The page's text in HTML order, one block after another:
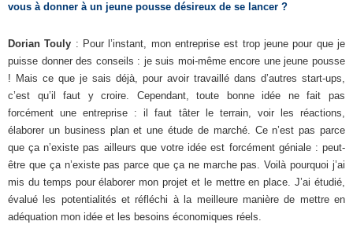
vous à donner à un jeune pousse désireux de se lancer ?
Dorian Touly : Pour l’instant, mon entreprise est trop jeune pour que je
puisse donner des conseils : je suis moi-même encore une jeune pousse
! Mais ce que je sais déjà, pour avoir travaillé dans d’autres start-ups,
c’est qu’il faut y croire. Cependant, toute bonne idée ne fait pas
forcément une entreprise : il faut tâter le terrain, voir les réactions,
élaborer un business plan et une étude de marché. Ce n’est pas parce
que ça n’existe pas ailleurs que votre idée est forcément géniale : peut-
être que ça n’existe pas parce que ça ne marche pas. Voilà pourquoi j’ai
mis du temps pour élaborer mon projet et le mettre en place. J’ai étudié,
évalué les potentialités et réfléchi à la meilleure manière de mettre en
adéquation mon idée et les besoins économiques réels.